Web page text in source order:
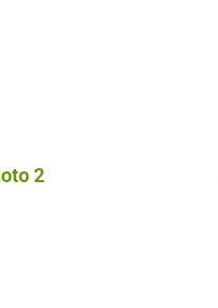
Photo 2, © Droits gérés